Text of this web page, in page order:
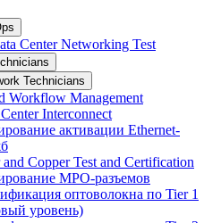
Center Networking Test
Technicians
Workflow Management
Interconnect
активации Ethernet-
and Copper Test and Certification
МРО-разъемов
оптоволокна по Tier 1
уровень)